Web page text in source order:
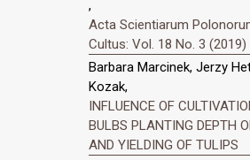
,
Acta Scientiarum
Cultus: Vol. 18 No. 3 (2019)
Barbara Marcinek, Jerzy
Kozak,
INFLUENCE OF
BULBS PLANTING DEPTH
AND YIELDING OF TULIPS